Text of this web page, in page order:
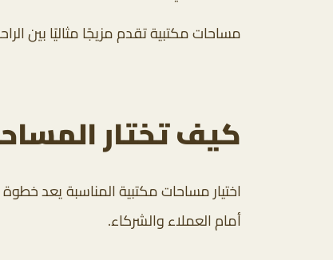
مساحات مكتبية تقدم مزيجًا مثاليًا بين
كيف تختار
اختيار مساحات مكتبية المناسبة يعد
أمام العملاء والشركاء.